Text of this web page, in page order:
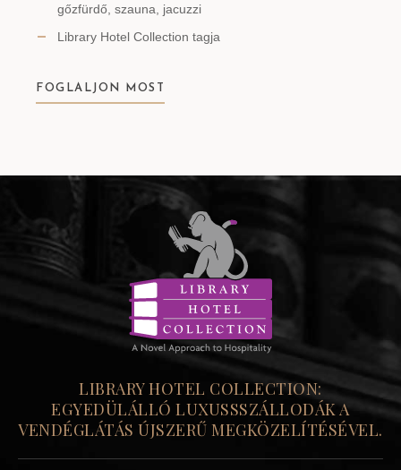
gőzfürdő, szauna, jacuzzi
Library Hotel Collection tagja
FOGLALJON MOST
LIBRARY HOTEL COLLECTION:
EGYEDÜLÁLLÓ LUXUSSSZÁLLODÁK A
VENDÉGLÁTÁS ÚJSZERŰ MEGKÖZELÍTÉSÉVEL.